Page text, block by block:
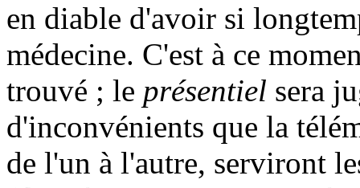
en diable d'avoir si
médecine. C'est à ce
trouvé ; le présentiel sera
d'inconvénients que la
de l'un à l'autre, serviront